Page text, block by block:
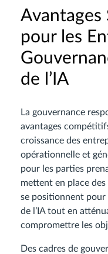
Avantages
pour les
de l’IA
La gouvernance
avantages
croissance des
opérationnelle et
pour les parties
mettent en place
se positionnent
de l’IA tout en
compromettre les
Des cadres de